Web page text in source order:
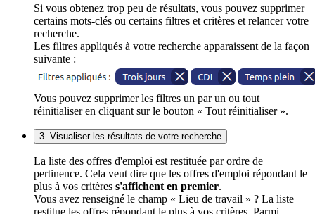
Si vous obtenez trop peu de résultats, vous pouvez supprimer
certains mots-clés ou certains filtres et critères et relancer votre
recherche.
Les filtres appliqués à votre recherche apparaissent de la façon
suivante :
Vous pouvez supprimer les filtres un par un ou tout
réinitialiser en cliquant sur le bouton « Tout réinitialiser ».
3. Visualiser les résultats de votre recherche
La liste des offres d'emploi est restituée par ordre de
pertinence. Cela veut dire que les offres d'emploi répondant le
plus à vos critères s'affichent en premier.
Vous avez renseigné le champ « Lieu de travail » ? La liste
restitue les offres répondant le plus à vos critères. Parmi